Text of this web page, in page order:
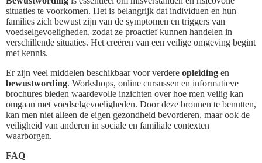
situaties te voorkomen. Het is belangrijk dat individuen en hun
families zich bewust zijn van de symptomen en triggers van
voedselgevoeligheden, zodat ze proactief kunnen handelen in
verschillende situaties. Het creëren van een veilige omgeving begint
met kennis.
Er zijn veel middelen beschikbaar voor verdere opleiding en
bewustwording. Workshops, online cursussen en informatieve
brochures bieden waardevolle inzichten over hoe men veilig kan
omgaan met voedselgevoeligheden. Door deze bronnen te benutten,
kan men niet alleen de eigen gezondheid bevorderen, maar ook de
veiligheid van anderen in sociale en familiale contexten
waarborgen.
FAQ